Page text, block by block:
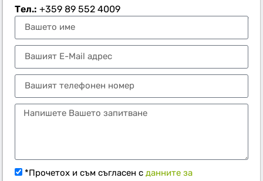
Тел.:+359 89 552 4009
*Прочетох и съм съгласен сданните за